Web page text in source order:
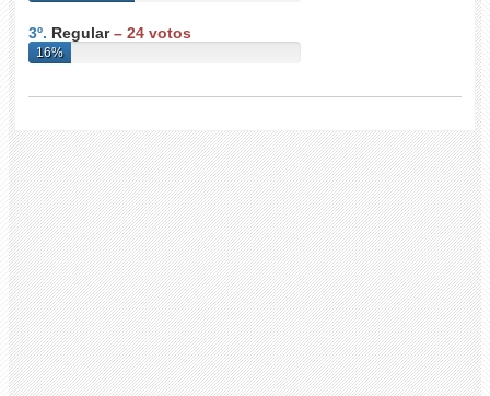
3º. Regular– 24votos
16%